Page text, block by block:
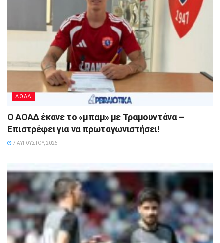
ΑΟΑΔ
Ο ΑΟΑΔ έκανε το «μπαμ» με Τραμουντάνα –
Επιστρέφει για να πρωταγωνιστήσει!
7 ΑΥΓΟΎΣΤΟΥ, 2026